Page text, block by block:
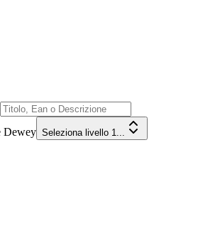
Dewey Seleziona livello 1...